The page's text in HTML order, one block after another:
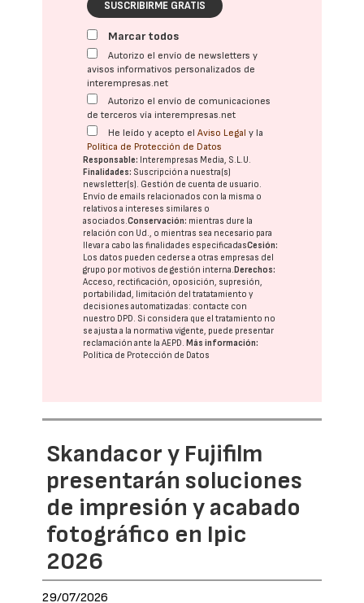
SUSCRIBIRME GRATIS
Marcar todos
Autorizo el envío de newsletters y
avisos informativos personalizados de
interempresas.net
Autorizo el envío de comunicaciones
de terceros vía interempresas.net
He leído y acepto elAviso Legal y la
Política de Protección de Datos
Responsable: Interempresas Media, S.L.U.
Finalidades: Suscripción a nuestra(s)
newsletter(s). Gestión de cuenta de usuario.
Envío de emails relacionados con la misma o
relativos a intereses similares o
asociados.Conservación: mientras dure la
relación con Ud., o mientras sea necesario para
llevar a cabo las finalidades especificadasCesión:
Los datos pueden cederse a otras empresas del
grupo por motivos de gestión interna. Derechos:
Acceso, rectificación, oposición, supresión,
portabilidad, limitación del tratatamiento y
decisiones automatizadas: contacte con
nuestro DPD. Si considera que el tratamiento no
se ajusta a la normativa vigente, puede presentar
reclamación ante laAEPD. Más información:
Política de Protección de Datos
Skandacor y Fujifilm
presentarán soluciones
de impresión y acabado
fotográfico en Ipic
2026
29/07/2026